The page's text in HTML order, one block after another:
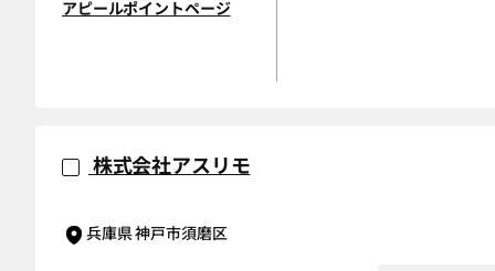
アピールポイントページ
株式会社アスリモ
兵庫県 神戸市須磨区